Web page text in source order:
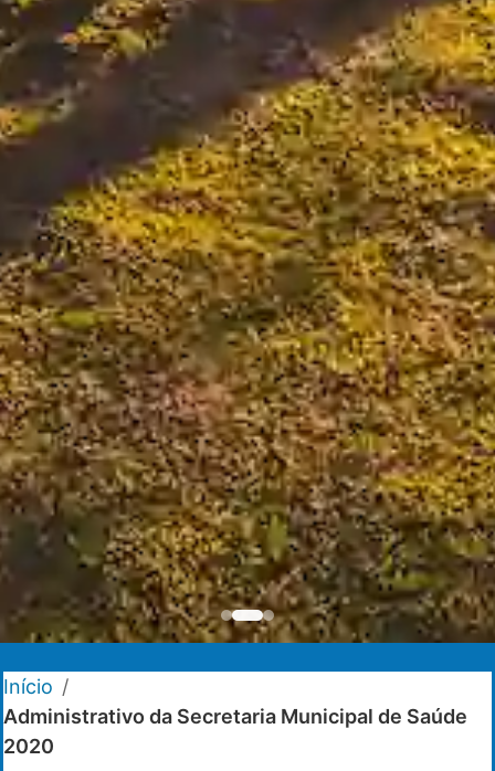
Início /
Administrativo da Secretaria Municipal de Saúde
2020